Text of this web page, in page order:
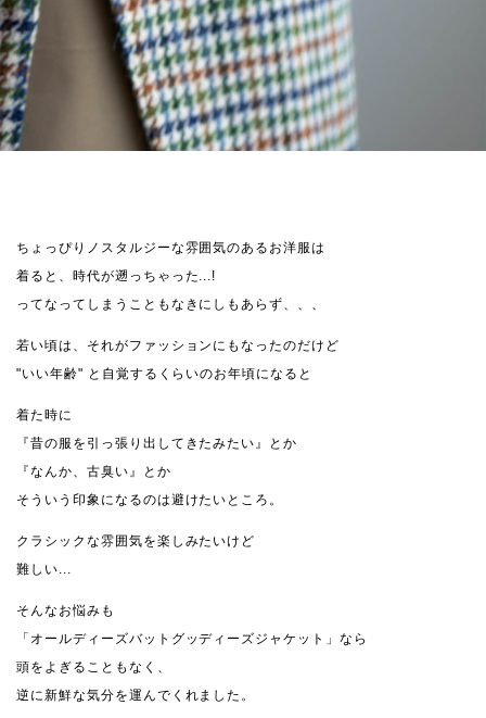
ちょっぴりノスタルジーな雰囲気のあるお洋服は
着ると、時代が遡っちゃった...!
ってなってしまうこともなきにしもあらず、、、
若い頃は、それがファッションにもなったのだけど
"いい年齢" と自覚するくらいのお年頃になると
着た時に
『昔の服を引っ張り出してきたみたい』とか
『なんか、古臭い』とか
そういう印象になるのは避けたいところ。
クラシックな雰囲気を楽しみたいけど
難しい...
そんなお悩みも
「オールディーズバットグッディーズジャケット」なら
頭をよぎることもなく、
逆に新鮮な気分を運んでくれました。